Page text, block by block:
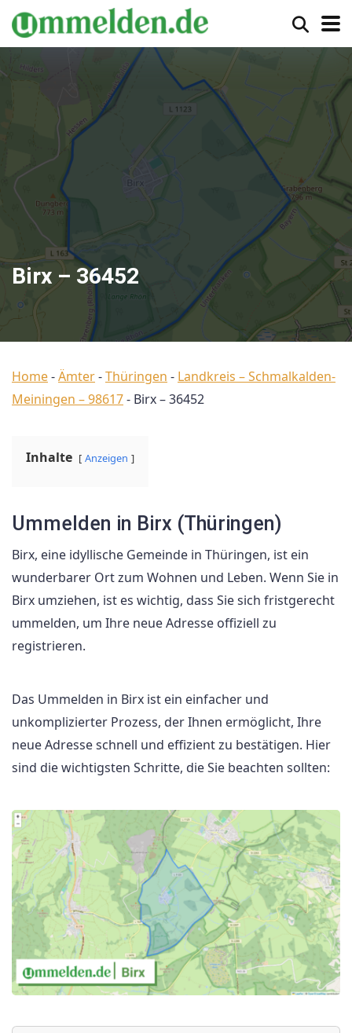
Birx – 36452
Home-Ämter-Thüringen - Landkreis – Schmalkalden-
Meiningen – 98617- Birx – 36452
Inhalte Anzeigen
Ummelden in Birx (Thüringen)
Birx, eine idyllische Gemeinde in Thüringen, ist ein
wunderbarer Ort zum Wohnen und Leben. Wenn Sie in
Birx umziehen, ist es wichtig, dass Sie sich fristgerecht
ummelden, um Ihre neue Adresse offiziell zu
registrieren.
Das Ummelden in Birx ist ein einfacher und
unkomplizierter Prozess, der Ihnen ermöglicht, Ihre
neue Adresse schnell und effizient zu bestätigen. Hier
sind die wichtigsten Schritte, die Sie beachten sollten: